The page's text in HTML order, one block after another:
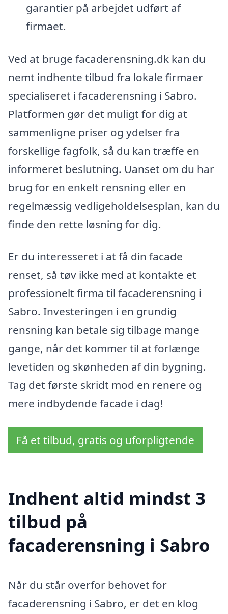
garantier på arbejdet udført af
firmaet.
Ved at bruge facaderensning.dk kan du
nemt indhente tilbud fra lokale firmaer
specialiseret i facaderensning i Sabro.
Platformen gør det muligt for dig at
sammenligne priser og ydelser fra
forskellige fagfolk, så du kan træffe en
informeret beslutning. Uanset om du har
brug for en enkelt rensning eller en
regelmæssig vedligeholdelsesplan, kan du
finde den rette løsning for dig.
Er du interesseret i at få din facade
renset, så tøv ikke med at kontakte et
professionelt firma til facaderensning i
Sabro. Investeringen i en grundig
rensning kan betale sig tilbage mange
gange, når det kommer til at forlænge
levetiden og skønheden af din bygning.
Tag det første skridt mod en renere og
mere indbydende facade i dag!
Få et tilbud, gratis og uforpligtende
Indhent altid mindst 3
tilbud på
facaderensning i Sabro
Når du står overfor behovet for
facaderensning i Sabro, er det en klog